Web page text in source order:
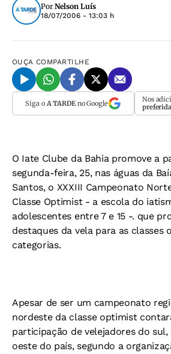
Por Nelson Luís
18/07/2006 - 13:03 h
OUÇA COMPARTILHE
Siga o A TARDEno Google Nos
O Iate Clube da Bahia promove a
segunda-feira, 25, nas águas da
Santos, o XXXIII Campeonato
Classe Optimist - a escola do
adolescentes entre 7 e 15 -. que
destaques da vela para as classes
categorias.
Apesar de ser um campeonato
nordeste da classe optimist
participação de velejadores do
oeste do país, segundo a